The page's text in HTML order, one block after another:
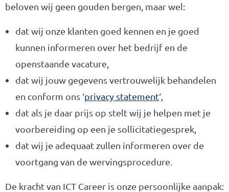
beloven wij geen gouden bergen, maar wel:
dat wij onze klanten goed kennen en je goed
kunnen informeren over het bedrijf en de
openstaande vacature,
dat wij jouw gegevens vertrouwelijk behandelen
en conform ons ‘privacy statement‘,
dat als je daar prijs op stelt wij je helpen met je
voorbereiding op een je sollicitatiegesprek,
dat wij je adequaat zullen informeren over de
voortgang van de wervingsprocedure.
De kracht van ICT Career is onze persoonlijke aanpak: